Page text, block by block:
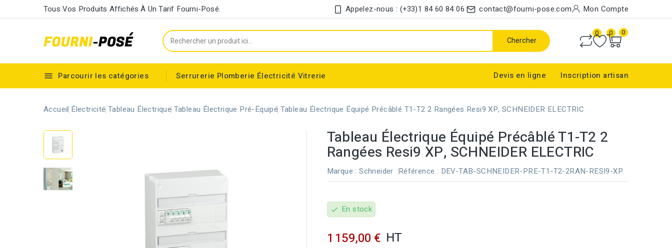
Tous Vos Produits Affichés À Un Tarif Fourni-Posé. Appelez-nous : (+33)1 84 60 84 06 contact@fourni-pose.com Mon Compte
Chercher
0 0 0
 Parcourir les catégories Serrurerie Plomberie Électricité Vitrerie Devis en ligne Inscription artisan
Accueil Électricité Tableau Électrique Tableau Électrique Pré-Équipé Tableau Électrique Équipé Précâblé T1-T2 2 Rangées Resi9 XP, SCHNEIDER ELECTRIC
Tableau Électrique Équipé Précâblé T1-T2 2
Rangées Resi9 XP, SCHNEIDER ELECTRIC
Marque : Schneider Référence : DEV-TAB-SCHNEIDER-PRE-T1-T2-2RAN-RESI9-XP
check En stock
1 159,00 € HT